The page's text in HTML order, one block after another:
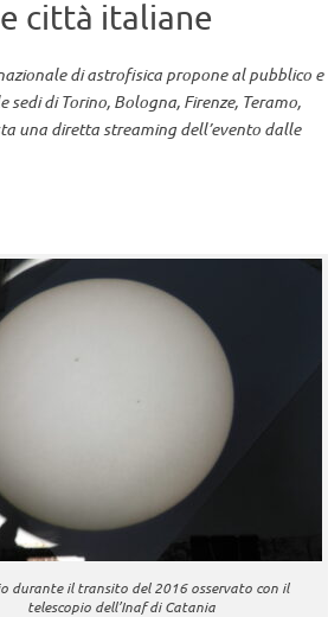
città italiane
di astrofisica propone al pubblico e
di Torino, Bologna, Firenze, Teramo,
una diretta streaming dell’evento dalle
durante il transito del 2016 osservato con il
telescopio dell’Inaf di Catania